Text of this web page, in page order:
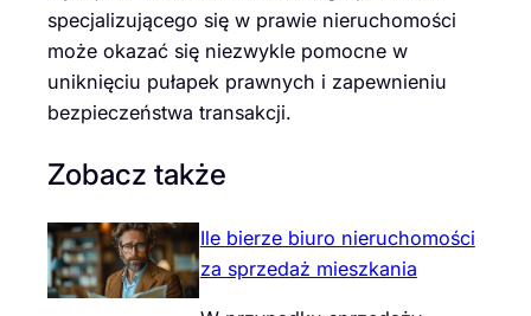
specjalizującego się w prawie nieruchomości
może okazać się niezwykle pomocne w
uniknięciu pułapek prawnych i zapewnieniu
bezpieczeństwa transakcji.
Zobacz także
Ile bierze biuro nieruchomości
za sprzedaż mieszkania